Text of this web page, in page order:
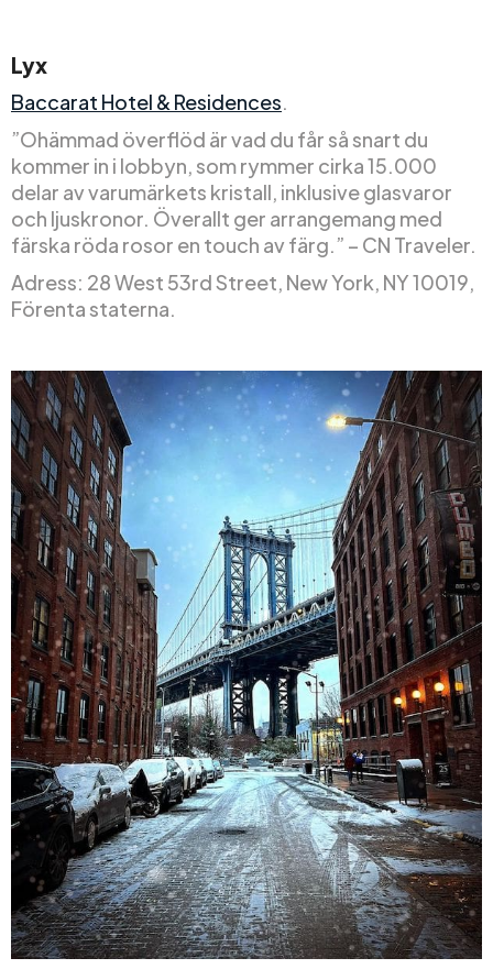
Lyx
Baccarat Hotel & Residences.
”Ohämmad överflöd är vad du får så snart du
kommer in i lobbyn, som rymmer cirka 15.000
delar av varumärkets kristall, inklusive glasvaror
och ljuskronor. Överallt ger arrangemang med
färska röda rosor en touch av färg.” – CN Traveler.
Adress: 28 West 53rd Street, New York, NY 10019,
Förenta staterna.